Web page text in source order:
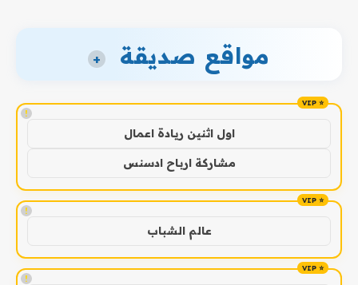
مواقع صديقة +
!
اول اثنين ريادة اعمال
مشاركة ارباح ادسنس
!
عالم الشباب
!